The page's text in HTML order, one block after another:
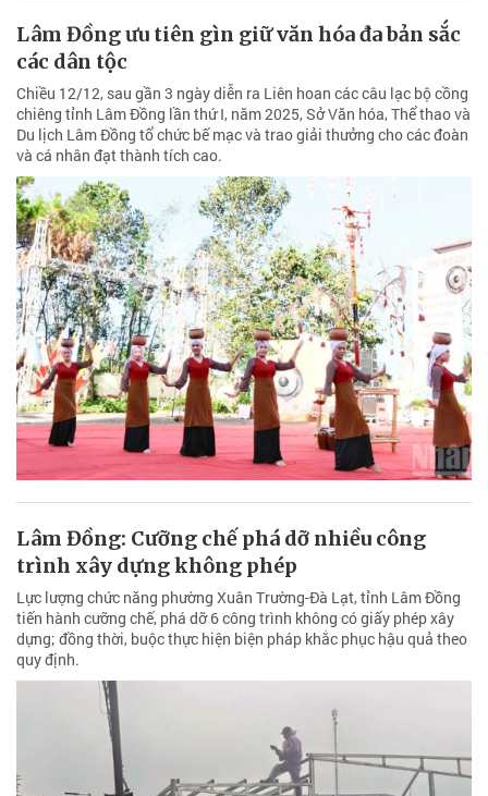
Lâm Đồng ưu tiên gìn giữ văn hóa đa bản sắc
các dân tộc
Chiều 12/12, sau gần 3 ngày diễn ra Liên hoan các câu lạc bộ cồng
chiêng tỉnh Lâm Đồng lần thứ I, năm 2025, Sở Văn hóa, Thể thao và
Du lịch Lâm Đồng tổ chức bế mạc và trao giải thưởng cho các đoàn
và cá nhân đạt thành tích cao.
Lâm Đồng: Cưỡng chế phá dỡ nhiều công
trình xây dựng không phép
Lực lượng chức năng phường Xuân Trường-Đà Lạt, tỉnh Lâm Đồng
tiến hành cưỡng chế, phá dỡ 6 công trình không có giấy phép xây
dựng; đồng thời, buộc thực hiện biện pháp khắc phục hậu quả theo
quy định.